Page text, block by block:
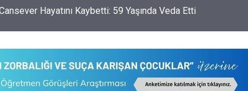
Bitti mi? Bakan Yusuf Tekin’den Açıklama